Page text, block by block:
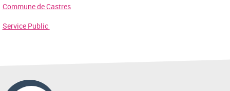
Commune de Castres
Service Public